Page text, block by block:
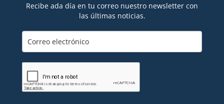
Recibe ada día en tu correo nuestro newsletter con
las últimas noticias.